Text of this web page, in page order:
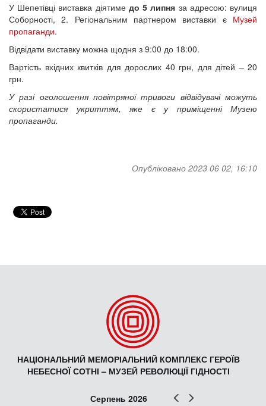
У Шепетівці виставка діятиме до 5 липня за адресою: вулиця
Соборності, 2. Регіональним партнером виставки є Музей
пропаганди.
Відвідати виставку можна щодня з 9:00 до 18:00.
Вартість вхідних квитків для дорослих 40 грн, для дітей – 20
грн.
У разі оголошення повітряної тривоги відвідувачі можуть
скористатися укриттям, яке є у приміщенні Музею
пропаганди.
Опубліковано 2023 06 02, 16:10
НАЦІОНАЛЬНИЙ МЕМОРІАЛЬНИЙ КОМПЛЕКС ГЕРОЇВ
НЕБЕСНОЇ СОТНІ – МУЗЕЙ РЕВОЛЮЦІЇ ГІДНОСТІ
Попер
Серпень 2026